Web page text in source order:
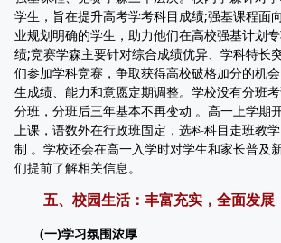
学生，旨在提升高考学考科目成绩;强基课程面
业规划明确的学生，助力他们在高校强基计划
绩;竞赛学森主要针对综合成绩优异、学科特长
们参加学科竞赛，争取获得高校破格加分的机
生成绩、能力和意愿定期调整。学校没有分班
分班，分班后三年基本不再变动 。高一上学期
上课，语数外在行政班固定，选科科目走班教
制 。学校还会在高一入学时对学生和家长普及
们提前了解相关信息。
五、校园生活：丰富充实，全面发展
(一)学习氛围浓厚